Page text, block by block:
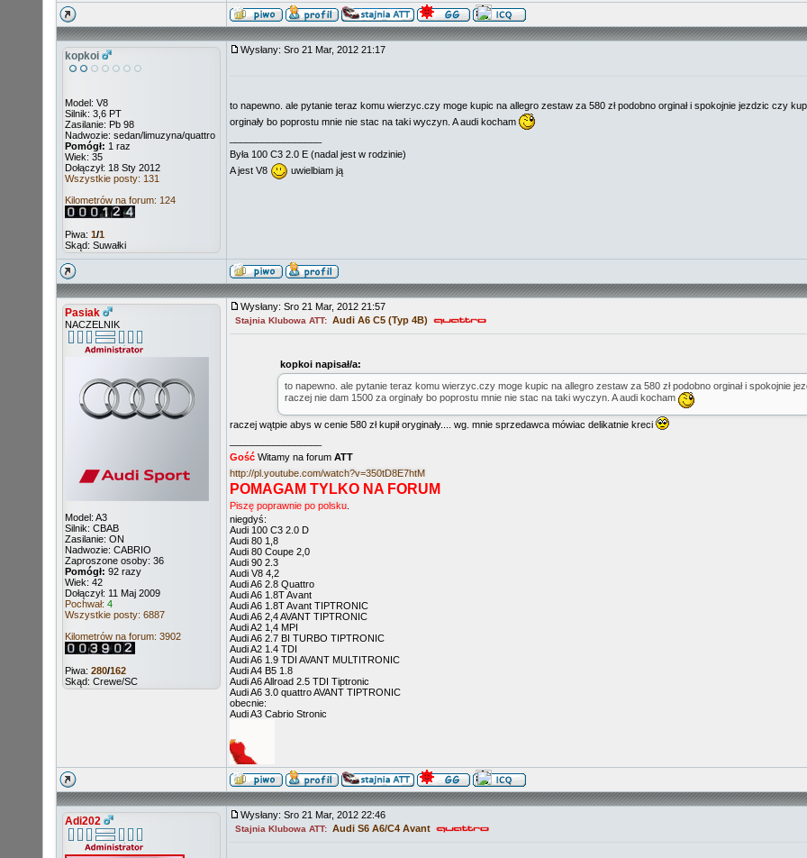
kopkoi
Model: V8
Silnik: 3,6 PT
Zasilanie: Pb 98
Nadwozie: sedan/limuzyna/quattro
Pomógł: 1 raz
Wiek: 35
Dołączył: 18 Sty 2012
Wszystkie posty: 131
Kilometrów na forum: 124
Piwa: 1/1
Skąd: Suwałki
Wysłany: Sro 21 Mar, 2012 21:17
to napewno. ale pytanie teraz komu wierzyc.czy moge kupic na allegro zestaw za 580 zł podobno orginał i spokojnie jezdzic czy
orginały bo poprostu mnie nie stac na taki wyczyn. A audi kocham
Była 100 C3 2.0 E (nadal jest w rodzinie)
A jest V8
uwielbiam ją
Pasiak
NACZELNIK
Model: A3
Silnik: CBAB
Zasilanie: ON
Nadwozie: CABRIO
Zaproszone osoby: 36
Pomógł: 92 razy
Wiek: 42
Dołączył: 11 Maj 2009
Pochwał: 4
Wszystkie posty: 6887
Kilometrów na forum: 3902
Piwa: 280/162
Skąd: Crewe/SC
Wysłany: Sro 21 Mar, 2012 21:57
Stajnia Klubowa ATT: Audi A6 C5 (Typ 4B)
kopkoi napisał/a:
to napewno. ale pytanie teraz komu wierzyc.czy moge kupic na allegro zestaw za 580 zł podobno orginał i spokojnie
raczej nie dam 1500 za orginały bo poprostu mnie nie stac na taki wyczyn. A audi kocham
raczej wątpie abys w cenie 580 zł kupił oryginały.... wg. mnie sprzedawca mówiac delikatnie kreci
Gość Witamy na forum ATT
http://pl.youtube.com/watch?v=350tD8E7htM
POMAGAM TYLKO NA FORUM
Piszę poprawnie po polsku
niegdyś:
Audi 100 C3 2.0 D
Audi 80 1,8
Audi 80 Coupe 2,0
Audi 90 2.3
Audi V8 4,2
Audi A6 2.8 Quattro
Audi A6 1.8T Avant
Audi A6 1.8T Avant TIPTRONIC
Audi A6 2,4 AVANT TIPTRONIC
Audi A2 1,4 MPI
Audi A6 2.7 BI TURBO TIPTRONIC
Audi A2 1.4 TDI
Audi A6 1.9 TDI AVANT MULTITRONIC
Audi A4 B5 1.8
Audi A6 Allroad 2.5 TDI Tiptronic
Audi A6 3.0 quattro AVANT TIPTRONIC
obecnie:
Audi A3 Cabrio Stronic
Adi202 Wysłany: Sro 21 Mar, 2012 22:46
Stajnia Klubowa ATT: Audi S6 A6/C4 Avant